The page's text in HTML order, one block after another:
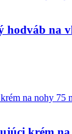
hodváb na